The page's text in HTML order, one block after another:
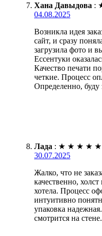
Хана Давыдова :
04.08.2025
Возникла идея
сайт, и сразу
загрузила фото и
Ессентуки
Качество печати
четкие. Процесс
Определенно, буду
Лада : ★ ★ ★ ★ ★
30.07.2025
Жалко, что не
качественно,
хотела. Процесс
интуитивно
упаковка
смотрится на